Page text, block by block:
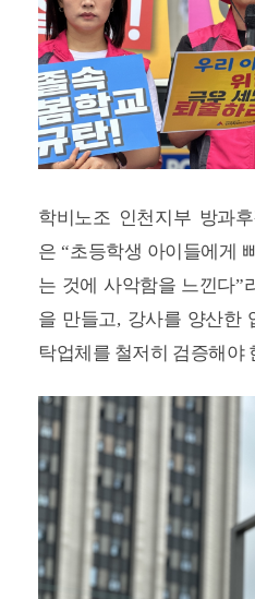
학비노조 인천지부 방과
은“초등학생 아이들에게
는 것에 사악함을 느낀다”
을 만들고, 강사를 양산한
탁업체를 철저히 검증해야